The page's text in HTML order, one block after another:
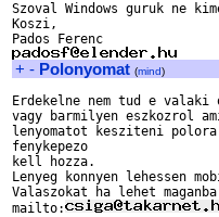
Szoval Windows guruk ne
Koszi,
+ - Polonyomat (mind)
Erdekelne nem tud e
vagy barmilyen eszkozrol
lenyomatot kesziteni
fenykepezo
kell hozza.
Lenyeg konnyen lehessen
Valaszokat ha lehet maganba
mailto: